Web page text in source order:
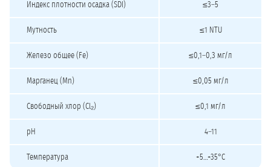
Индекс плотности осадка (SDI) ≤3–5
Мутность ≤1 NTU
Железо общее (Fe) ≤0,1–0,3 мг/л
Марганец (Mn) ≤0,05 мг/л
Свободный хлор (Cl₂) ≤0,1 мг/л
pH 4–11
Температура +5…+35°C